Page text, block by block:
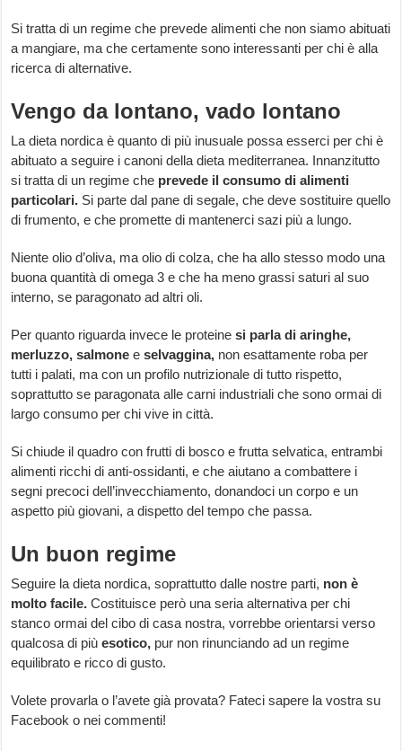
Si tratta di un regime che prevede alimenti che non siamo abituati
a mangiare, ma che certamente sono interessanti per chi è alla
ricerca di alternative.
Vengo da lontano, vado lontano
La dieta nordica è quanto di più inusuale possa esserci per chi è
abituato a seguire i canoni della dieta mediterranea. Innanzitutto
si tratta di un regime che prevede il consumo di alimenti
particolari. Si parte dal pane di segale, che deve sostituire quello
di frumento, e che promette di mantenerci sazi più a lungo.
Niente olio d’oliva, ma olio di colza, che ha allo stesso modo una
buona quantità di omega 3 e che ha meno grassi saturi al suo
interno, se paragonato ad altri oli.
Per quanto riguarda invece le proteinesi parla di aringhe,
merluzzo, salmoneeselvaggina, non esattamente roba per
tutti i palati, ma con un profilo nutrizionale di tutto rispetto,
soprattutto se paragonata alle carni industriali che sono ormai di
largo consumo per chi vive in città.
Si chiude il quadro con frutti di bosco e frutta selvatica, entrambi
alimenti ricchi di anti-ossidanti, e che aiutano a combattere i
segni precoci dell’invecchiamento, donandoci un corpo e un
aspetto più giovani, a dispetto del tempo che passa.
Un buon regime
Seguire la dieta nordica, soprattutto dalle nostre parti, non è
molto facile.Costituisce però una seria alternativa per chi
stanco ormai del cibo di casa nostra, vorrebbe orientarsi verso
qualcosa di piùesotico, pur non rinunciando ad un regime
equilibrato e ricco di gusto.
Volete provarla o l’avete già provata? Fateci sapere la vostra su
Facebook o nei commenti!